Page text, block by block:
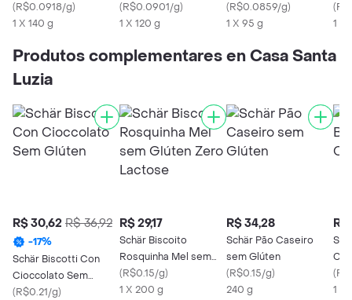
(R$0.0918/g)
1 X 140 g
(R$0.0901/g)
1 X 120 g
Lactose
(R$0.0859/g)
1 X 95 g
(
1 X
Produtos complementares en Casa Santa
Luzia
R$ 30,62 R$ 36,92
-17%
Schär Biscotti Con
Cioccolato Sem
Glúten
(R$0.21/g)
R$ 29,17
Schär Biscoito
Rosquinha Mel sem
Glúten Zero Lactose
(R$0.15/g)
1 X 200 g
R$ 34,28
Schär Pão Caseiro
sem Glúten
(R$0.15/g)
240 g
R$
(
1 X